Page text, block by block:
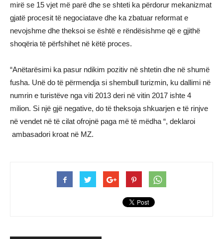
mirë se 15 vjet më parë dhe se shteti ka përdorur mekanizmat
gjatë procesit të negociatave dhe ka zbatuar reformat e
nevojshme dhe theksoi se është e rëndësishme që e gjithë
shoqëria të përfshihet në këtë proces.
“Anëtarësimi ka pasur ndikim pozitiv në shtetin dhe në shumë
fusha. Unë do të përmendja si shembull turizmin, ku dallimi në
numrin e turistëve nga viti 2013 deri në vitin 2017 ishte 4
milion. Si një gjë negative, do të theksoja shkuarjen e të rinjve
në vendet në të cilat ofrojnë paga më të mëdha “, deklaroi
ambasadori kroat në MZ.